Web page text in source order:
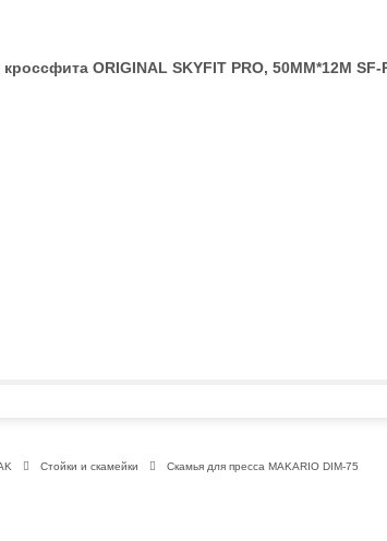
Стойки и скамейки Скамья для пресса MAKARIO DIM-75